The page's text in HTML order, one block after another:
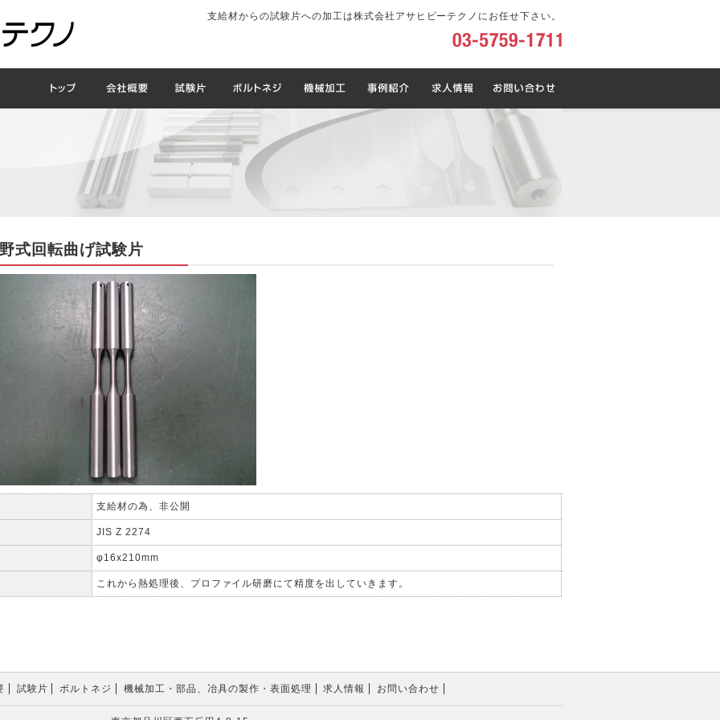
支給材からの試験片への加工は株式会社アサヒビーテクノにお任せ下さい。
式回転曲げ試験片
支給材の為、非公開
JIS Z 2274
φ16x210mm
これから熱処理後、プロファイル研磨にて精度を出していきます。
試験片 ボルトネジ 機械加工・部品、冶具の製作・表面処理 求人情報 お問い合わせ